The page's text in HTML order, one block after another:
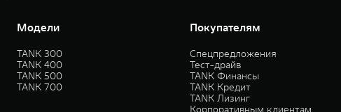
Модели
TANK 300
TANK 400
TANK 500
TANK 700
Покупателям
Спецпредложения
Тест-драйв
TANK Финансы
TANK Кредит
TANK Лизинг
Корпоративным клиентам